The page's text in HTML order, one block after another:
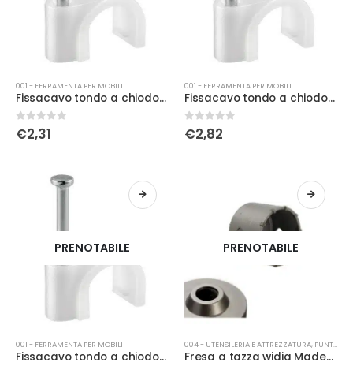
001 - FERRAMENTA PER MOBILI
Fissacavo tondo a chiodo bianco 5/6 cf.50
0Su 5
€2,31
001 - FERRAMENTA PER MOBILI
Fissacavo tondo a chiodo bianco 7/8 cf.50
0Su 5
€2,82
PRENOTABILE
001 - FERRAMENTA PER MOBILI
Fissacavo tondo a chiodo bianco 9/10 cf.50
PRENOTABILE
004 - UTENSILERIA E ATTREZZATURA, PUNTE - FRESE
Fresa a tazza widia Madera Plus Ø 60